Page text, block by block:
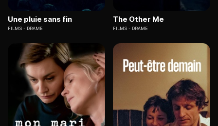
Une pluie sans fin
FILMS DRAME
The Other Me
FILMS DRAME